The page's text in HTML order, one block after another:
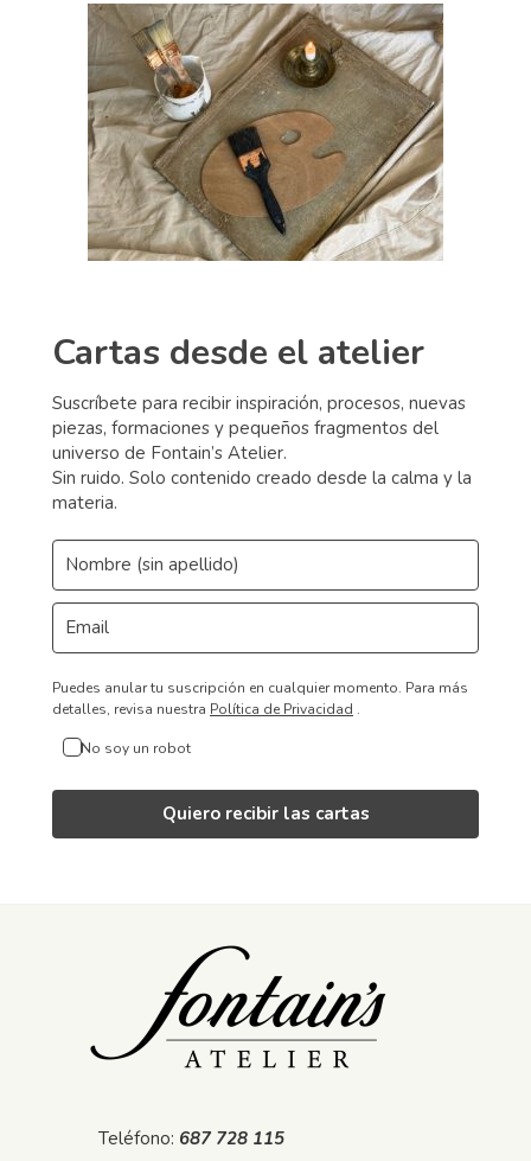
Cartas desde el atelier
Suscríbete para recibir inspiración, procesos, nuevas
piezas, formaciones y pequeños fragmentos del
universo de Fontain’s Atelier.
Sin ruido. Solo contenido creado desde la calma y la
materia.
Puedes anular tu suscripción en cualquier momento. Para más
detalles, revisa nuestra Política de Privacidad .
No soy un robot
Quiero recibir las cartas
Teléfono: 687 728 115